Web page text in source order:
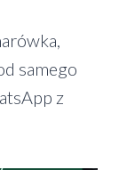
samego
z